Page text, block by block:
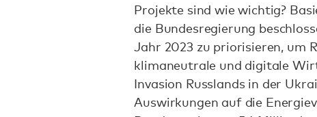
Projekte sind wie wichtig?
die Bundesregierung
Jahr 2023 zu priorisieren, um
klimaneutrale und digitale
Invasion Russlands in der
Auswirkungen auf die